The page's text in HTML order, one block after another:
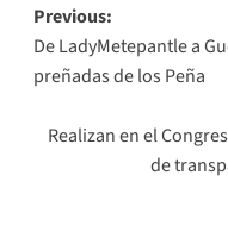
Post
navigation
Previous:
De LadyMetepantle a
preñadas de los Peña
Realizan en el
de